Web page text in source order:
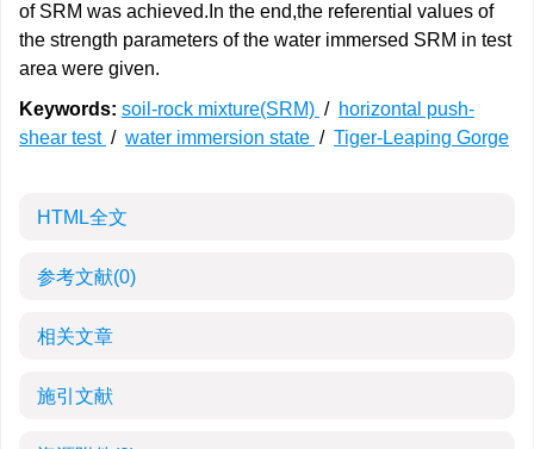
of SRM was achieved.In the end,the referential values of
the strength parameters of the water immersed SRM in test
area were given.
Keywords: soil-rock mixture(SRM) / horizontal push-
shear test / water immersion state / Tiger-Leaping Gorge
HTML全文
参考文献(0)
相关文章
施引文献